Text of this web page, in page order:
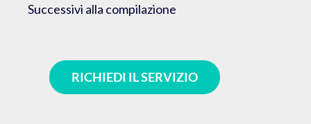
Successivi alla compilazione
RICHIEDI IL SERVIZIO